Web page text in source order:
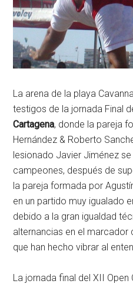
La arena de la playa
testigos de la jornada Final
Cartagena, donde la pareja
Hernández & Roberto
lesionado Javier Jiménez
campeones, después de
la pareja formada por
en un partido muy igualado
debido a la gran igualdad
alternancias en el marcador
que han hecho vibrar al
La jornada final del XII